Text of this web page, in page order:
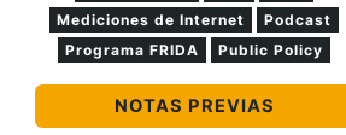
Mediciones de Internet
Podcast
Programa FRIDA
Public Policy
NOTAS PREVIAS